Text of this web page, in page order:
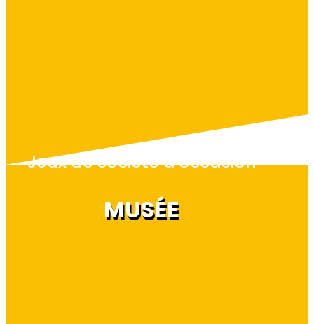
Jeux de société d'occasion
MUSÉE